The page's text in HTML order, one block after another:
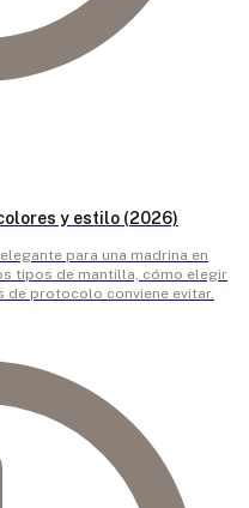
y estilo (2026)
para una madrina en
tipos de mantilla, cómo elegir
de protocolo conviene evitar.